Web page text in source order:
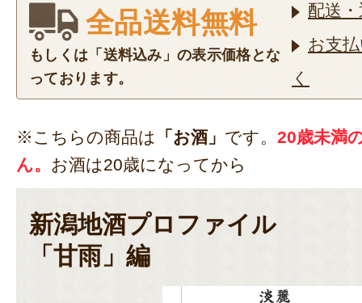
全品送料無料
もしくは「送料込み」の表示価格とな
っております。
配送
お支
く
※こちらの商品は 「お酒」 です。 20歳未満
ん。 お酒は20歳になってから
新潟地酒プロファイル
「甘雨」編